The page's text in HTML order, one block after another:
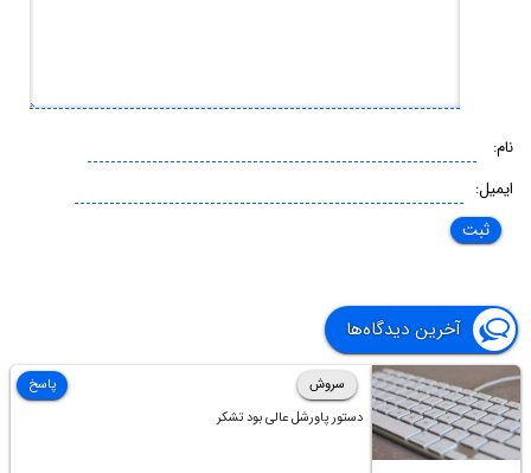
نام:
ایمیل:
آخرین دیدگاه‌ها
سروش
دستور پاورشل عالی بود تشکر
پاسخ